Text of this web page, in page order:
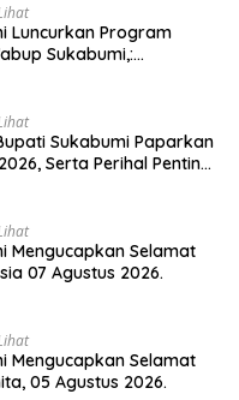
Luncurkan Program
Sukabumi,:
Sukabumi Paparkan
Serta Perihal Penting
Mengucapkan Selamat
07 Agustus 2026.
Mengucapkan Selamat
05 Agustus 2026.